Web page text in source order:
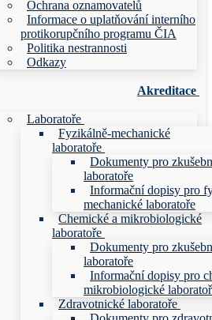
Ochrana oznamovatelů
Informace o uplatňování interního
protikorupčního programu ČIA
Politika nestrannosti
Odkazy
Akreditace
Laboratoře
Fyzikálně-mechanické
laboratoře
Dokumenty pro
laboratoře
Informační dopisy pro
mechanické laboratoře
Chemické a mikrobiologické
laboratoře
Dokumenty pro
laboratoře
Informační dopisy pro
mikrobiologické
Zdravotnické laboratoře